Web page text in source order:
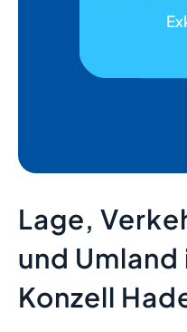
Lage,
und Umland
Konzell